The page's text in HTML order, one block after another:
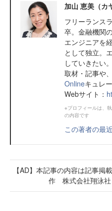
加山 恵美（カ
フリーランス
卒。金融機関
エンジニアを
として独立。
していきたい
取材・記事や
Onlineキュレ
Webサイト：
※プロフィールは、
の内容です
この著者の最
【AD】本記事の内容は記事
作 株式会社翔泳社